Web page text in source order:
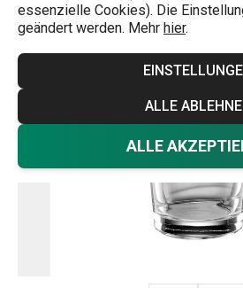
essenzielle Cookies). Die
geändert werden. Mehr hier.
ALLE
ALLE